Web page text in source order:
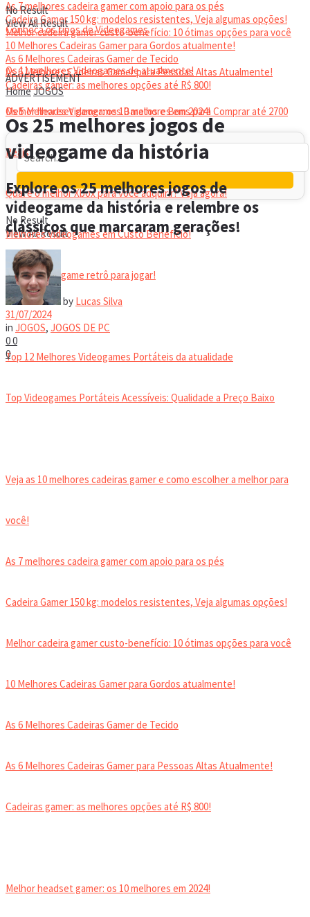
As 7 melhores cadeira gamer com apoio para os pés
Cadeira Gamer 150 kg: modelos resistentes, Veja algumas opções!
Melhor cadeira gamer custo-benefício: 10 ótimas opções para você
10 Melhores Cadeiras Gamer para Gordos atualmente!
As 6 Melhores Cadeiras Gamer de Tecido
As 6 Melhores Cadeiras Gamer para Pessoas Altas Atualmente!
Cadeiras gamer: as melhores opções até R$ 800!
HEADSET
Melhor headset gamer: os 10 melhores em 2024!
No Result
View All Result
Conheça os tipos de Videogames
Os 11 melhores Videogames de atualmente!
Os 5 Melhores Videogames Baratos e Bons para Comprar até 2700
Reais
Qual é o melhor Xbox para você adquirir? Veja agora!
Melhores Videogames em Custo Benefício!
Melhor videogame retrô para jogar!
VIDEOGAMES PORTÁTEIS
Top 12 Melhores Videogames Portáteis da atualidade
Top Videogames Portáteis Acessíveis: Qualidade a Preço Baixo
Veja as 10 melhores cadeiras gamer e como escolher a melhor para
você!
As 7 melhores cadeira gamer com apoio para os pés
Cadeira Gamer 150 kg: modelos resistentes, Veja algumas opções!
Melhor cadeira gamer custo-benefício: 10 ótimas opções para você
10 Melhores Cadeiras Gamer para Gordos atualmente!
As 6 Melhores Cadeiras Gamer de Tecido
As 6 Melhores Cadeiras Gamer para Pessoas Altas Atualmente!
Cadeiras gamer: as melhores opções até R$ 800!
Melhor headset gamer: os 10 melhores em 2024!
No Result
View All Result
ADVERTISEMENT
HomeJOGOS
Os 25 melhores jogos de
videogame da história
Explore os 25 melhores jogos de
videogame da história e relembre os
clássicos que marcaram gerações!
by Lucas Silva
31/07/2024
in JOGOS, JOGOS DE PC
00
0